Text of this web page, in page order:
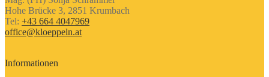
Hohe Brücke 3, 2851 Krumbach
Tel: +43 664 4047969
office@kloeppeln.at
Informationen